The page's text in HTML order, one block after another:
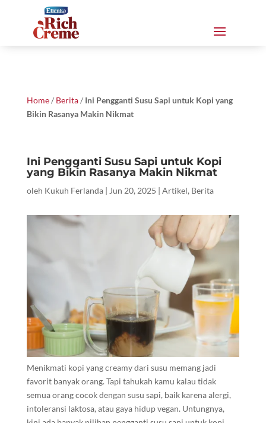
Home/ Berita/ Ini Pengganti Susu Sapi untuk Kopi yang
Bikin Rasanya Makin Nikmat
Ini Pengganti Susu Sapi untuk Kopi
yang Bikin Rasanya Makin Nikmat
oleh Kukuh Ferlanda| Jun 20, 2025 | Artikel, Berita
Menikmati kopi yang creamy dari susu memang jadi
favorit banyak orang. Tapi tahukah kamu kalau tidak
semua orang cocok dengan susu sapi, baik karena alergi,
intoleransi laktosa, atau gaya hidup vegan. Untungnya,